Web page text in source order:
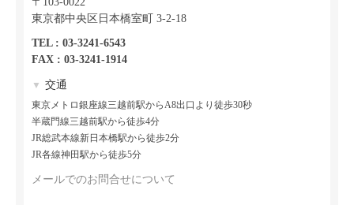
東京都中央区日本橋室町 3-2-18
TEL : 03-3241-6543
FAX : 03-3241-1914
▼ 交通
東京メトロ銀座線三越前駅からA8出口より徒歩30秒
半蔵門線三越前駅から徒歩4分
JR総武本線新日本橋駅から徒歩2分
JR各線神田駅から徒歩5分
メールでのお問合せについて